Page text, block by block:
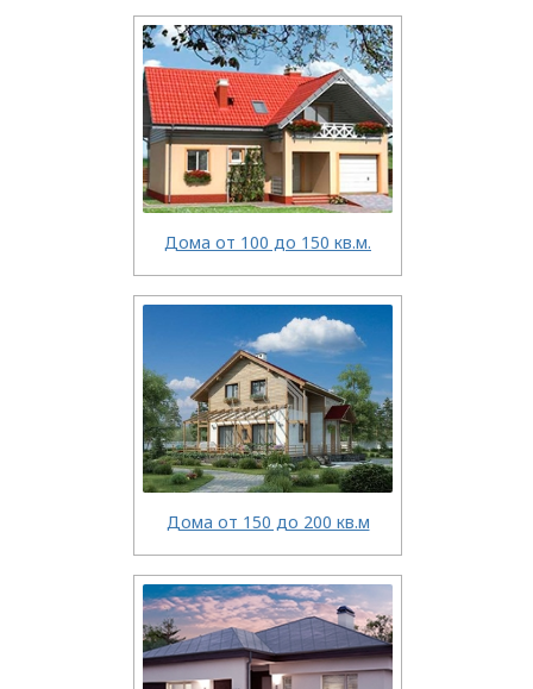
Дома от 100 до 150 кв.м.
Дома от 150 до 200 кв.м